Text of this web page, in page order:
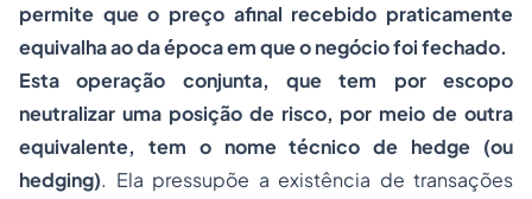
permite que o preço afinal recebido praticamente
equivalha ao da época em que o negócio foi fechado.
Esta operação conjunta, que tem por escopo
neutralizar uma posição de risco, por meio de outra
equivalente, tem o nome técnico de hedge (ou
hedging). Ela pressupõe a existência de transações